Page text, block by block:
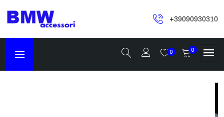
+39090930310
0 0